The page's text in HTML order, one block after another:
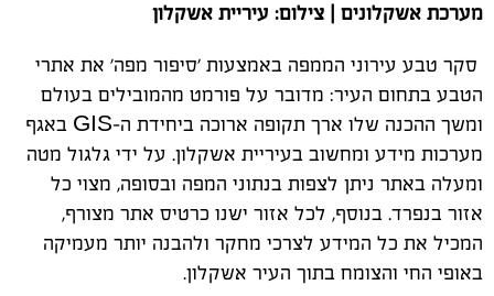
מערכת אשקלונים | צילום: עיריית אשקלון
סקר טבע עירוני הממפה באמצעות 'סיפור מפה' את אתרי
הטבע בתחום העיר: מדובר על פורמט מהמובילים בעולם
ומשך ההכנה שלו ארך תקופה ארוכה ביחידת ה-GIS באגף
מערכות מידע ומחשוב בעיריית אשקלון. על ידי גלגול מטה
ומעלה באתר ניתן לצפות בנתוני המפה ובסופה, מצוי כל
אזור בנפרד. בנוסף, לכל אזור ישנו כרטיס אתר מצורף,
המכיל את כל המידע לצרכי מחקר ולהבנה יותר מעמיקה
באופי החי והצומח בתוך העיר אשקלון.